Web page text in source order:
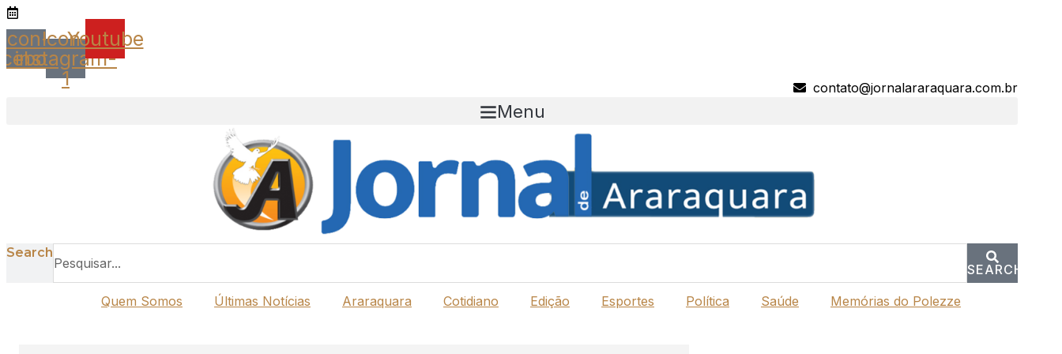
Ir
para
o
conteúdo
Icon-Icon-
instagram-
1
Youtube
contato@jornalararaquara.com.br
Menu
Search
SEARCH
Quem Somos
Últimas Notícias Araraquara Cotidiano Edição Esportes Política Saúde Memórias do Polezze